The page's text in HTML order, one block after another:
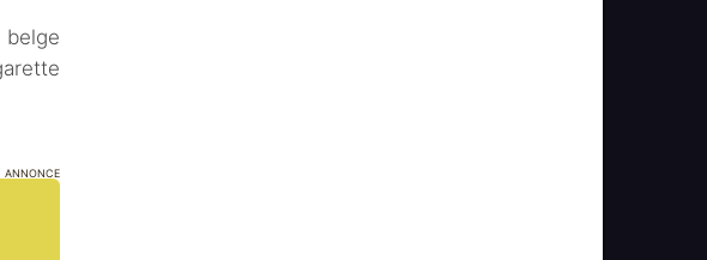
belge
ANNONCE